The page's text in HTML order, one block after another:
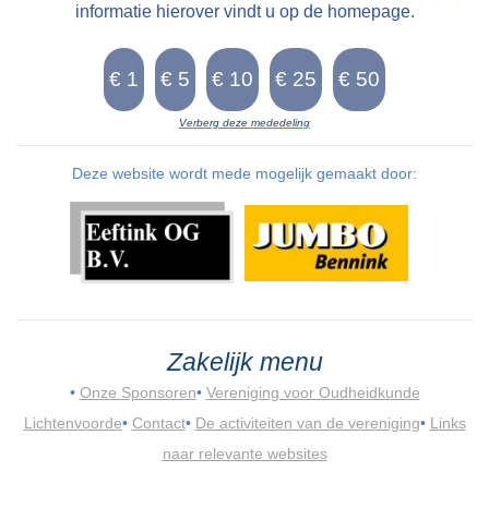
informatie hierover vindt u op de homepage.
Verberg deze mededeling
Deze website wordt mede mogelijk gemaakt door:
Zakelijk menu
• Onze Sponsoren• Vereniging voor Oudheidkunde
Lichtenvoorde• Contact• De activiteiten van de vereniging• Links
naar relevante websites